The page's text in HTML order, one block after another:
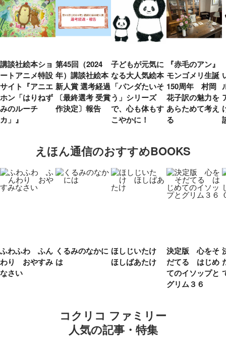
講談社絵本ショ
ートアニメ特設
サイト『アニエ
ホン「はりねず
みのルーチ
カ」』
第45回（2024
年）講談社絵本
新人賞 選考経過
〔最終選考 受賞
作決定〕報告
子どもが元気に
なる大人気絵本
「パンダたいそ
う」シリーズ
で、心も体もす
こやかに！
『赤毛のアン』
モンゴメリ生誕
150周年 村岡
花子訳の魅力を
あらためて考え
る
えほん通信のおすすめBOOKS
ふわふわ ふん
わり おやすみ
なさい
くるみのなかに
は
ほしじいたけ
ほしばあたけ
決定版 心をそ
だてる はじめ
てのイソップと
グリム３６
コクリコ ファミリー
人気の記事・特集